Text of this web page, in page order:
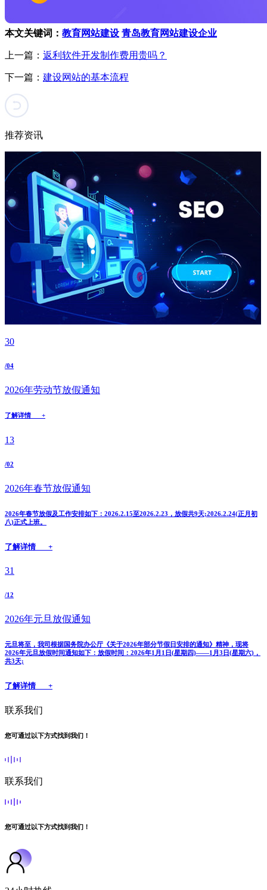
本文关键词： 教育网站建设 青岛教育网站建设企业
上一篇： 返利软件开发制作费用贵吗？
下一篇： 建设网站的基本流程
推荐资讯
30
/04
2026年劳动节放假通知
了解详情 +
13
/02
2026年春节放假通知
2026年春节放假及工作安排如下：2026.2.15至2026.2.23，放假共9天;2026.2.24(正月初
八)正式上班。
了解详情 +
31
/12
2026年元旦放假通知
元旦将至，我司根据国务院办公厅《关于2026年部分节假日安排的通知》精神，现将
2026年元旦放假时间通知如下：放假时间：2026年1月1日(星期四)——1月3日(星期六)，
共3天;
了解详情 +
联系我们
您可通过以下方式找到我们！
联系我们
您可通过以下方式找到我们！